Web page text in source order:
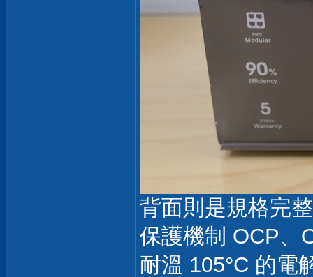
背面則是規格完
保護機制 OCP、
耐溫 105°C 的電